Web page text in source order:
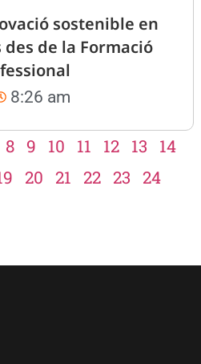
sostenible en
de la Formació
8:26 am
8 9 10 11 12 13
14
20 21 22 23 24